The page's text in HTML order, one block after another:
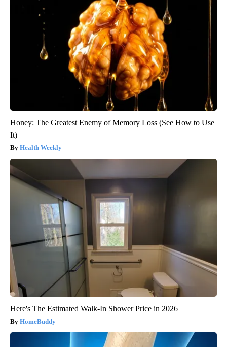
Honey: The Greatest Enemy of Memory Loss (See How to Use
It)
Health Weekly
Here's The Estimated Walk-In Shower Price in 2026
HomeBuddy